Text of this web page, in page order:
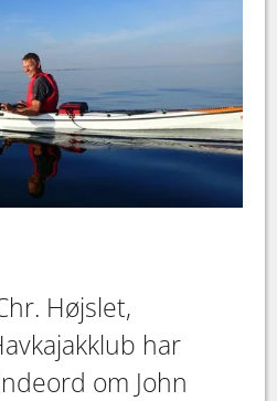
Højslet,
har
om John